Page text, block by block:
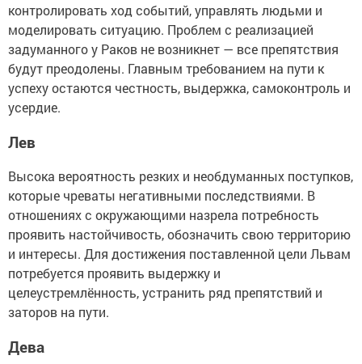
контролировать ход событий, управлять людьми и
моделировать ситуацию. Проблем с реализацией
задуманного у Раков не возникнет — все препятствия
будут преодолены. Главным требованием на пути к
успеху остаются честность, выдержка, самоконтроль и
усердие.
Лев
Высока вероятность резких и необдуманных поступков,
которые чреваты негативными последствиями. В
отношениях с окружающими назрела потребность
проявить настойчивость, обозначить свою территорию
и интересы. Для достижения поставленной цели Львам
потребуется проявить выдержку и
целеустремлённость, устранить ряд препятствий и
заторов на пути.
Дева